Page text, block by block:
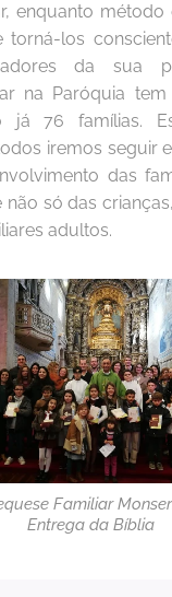
enquanto
los
da sua
na Paróquia
já 76 famílias.
iremos seguir
das
não só das
adultos.
Familiar
Entrega da Bíblia